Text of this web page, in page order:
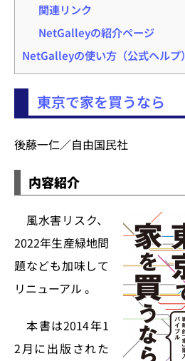
関連リンク
NetGalleyの紹介ページ
NetGalleyの使い方（公式ヘルプ）
東京で家を買うなら
後藤一仁／自由国民社
内容紹介
風水害リスク、
2022年生産緑地問
題なども加味して
リニューアル 。
本書は2014年1
2月に出版された